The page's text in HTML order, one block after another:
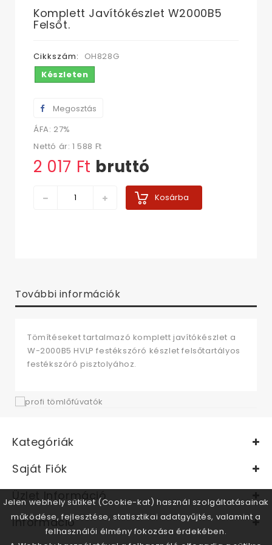
Komplett Javítókészlet W2000B5
Felsőt.
Cikkszám:
OH828G
Készleten
Megosztás
ÁFA: 27%
Nettó ár: 1 588 Ft‎
2 017 Ft‎ bruttó
Kosárba
További információk
Tömítéseket tartalmazó komplett javítókészlet a
W-2000B5 HVLP festékszóró készlet felsőtartályos
festékszóró pisztolyához.
Kategóriák
Saját Fiók
Üzlet Információ
Információ
Jelen webhely sütiket (Cookie-kat) használ szolgáltatásainak
működése, fejlesztése, statisztikai adatgyűjtés, valamint a
felhasználói élmény fokozása érdekében.